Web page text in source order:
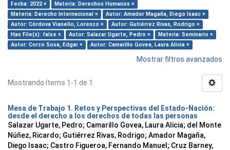
Fecha: 2022 ×
Materia: Derechos Humanos ×
Materia: Derecho Internacional ×
Autor: Amador Magaña, Diego Isaac ×
Autor: Córdova Vianello, Lorenzo ×
Autor: Gutiérrez Rivas, Rodrigo ×
Has File(s): false ×
Autor: Salazar Ugarte, Pedro ×
Materia: Seminario ×
Autor: Corzo Sosa, Edgar ×
Autor: Camarillo Govea, Laura Alicia ×
Mostrar filtros avanzados
Mostrando ítems 1-1 de 1
Mesa de Trabajo 1. Retos y Perspectivas del Estado-Nación:
desde el derecho a los derechos de todas las personas
Salazar Ugarte, Pedro; Camarillo Govea, Laura Alicia; del Monte
Núñez, Ricardo; Gutiérrez Rivas, Rodrigo; Amador Magaña,
Diego Isaac; Castro Figueroa, Fernando Manuel ; Cruz Barney,